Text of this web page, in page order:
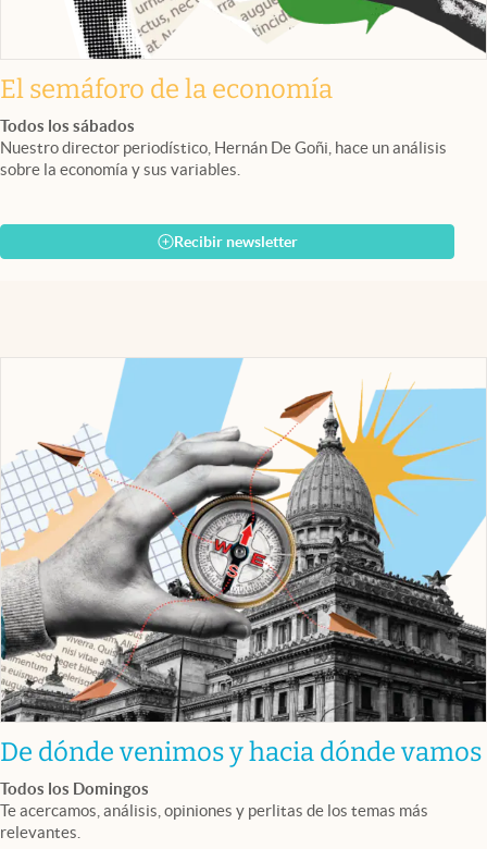
El semáforo de la economía
Todos los sábados
Nuestro director periodístico, Hernán De Goñi, hace un análisis
sobre la economía y sus variables.
Recibir newsletter
De dónde venimos y hacia dónde vamos
Todos los Domingos
Te acercamos, análisis, opiniones y perlitas de los temas más
relevantes.